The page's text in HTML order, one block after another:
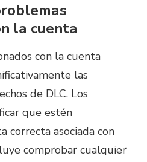
la cuenta
con la cuenta
las
de DLC. Los
que estén
correcta asociada con
comprobar cualquier